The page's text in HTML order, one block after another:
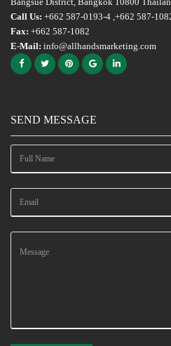
Call Us: +662 587-0193-4 ,+662 587-
Fax: +662 587-1082
E-Mail: info@allhandsmarketing.com
SEND MESSAGE